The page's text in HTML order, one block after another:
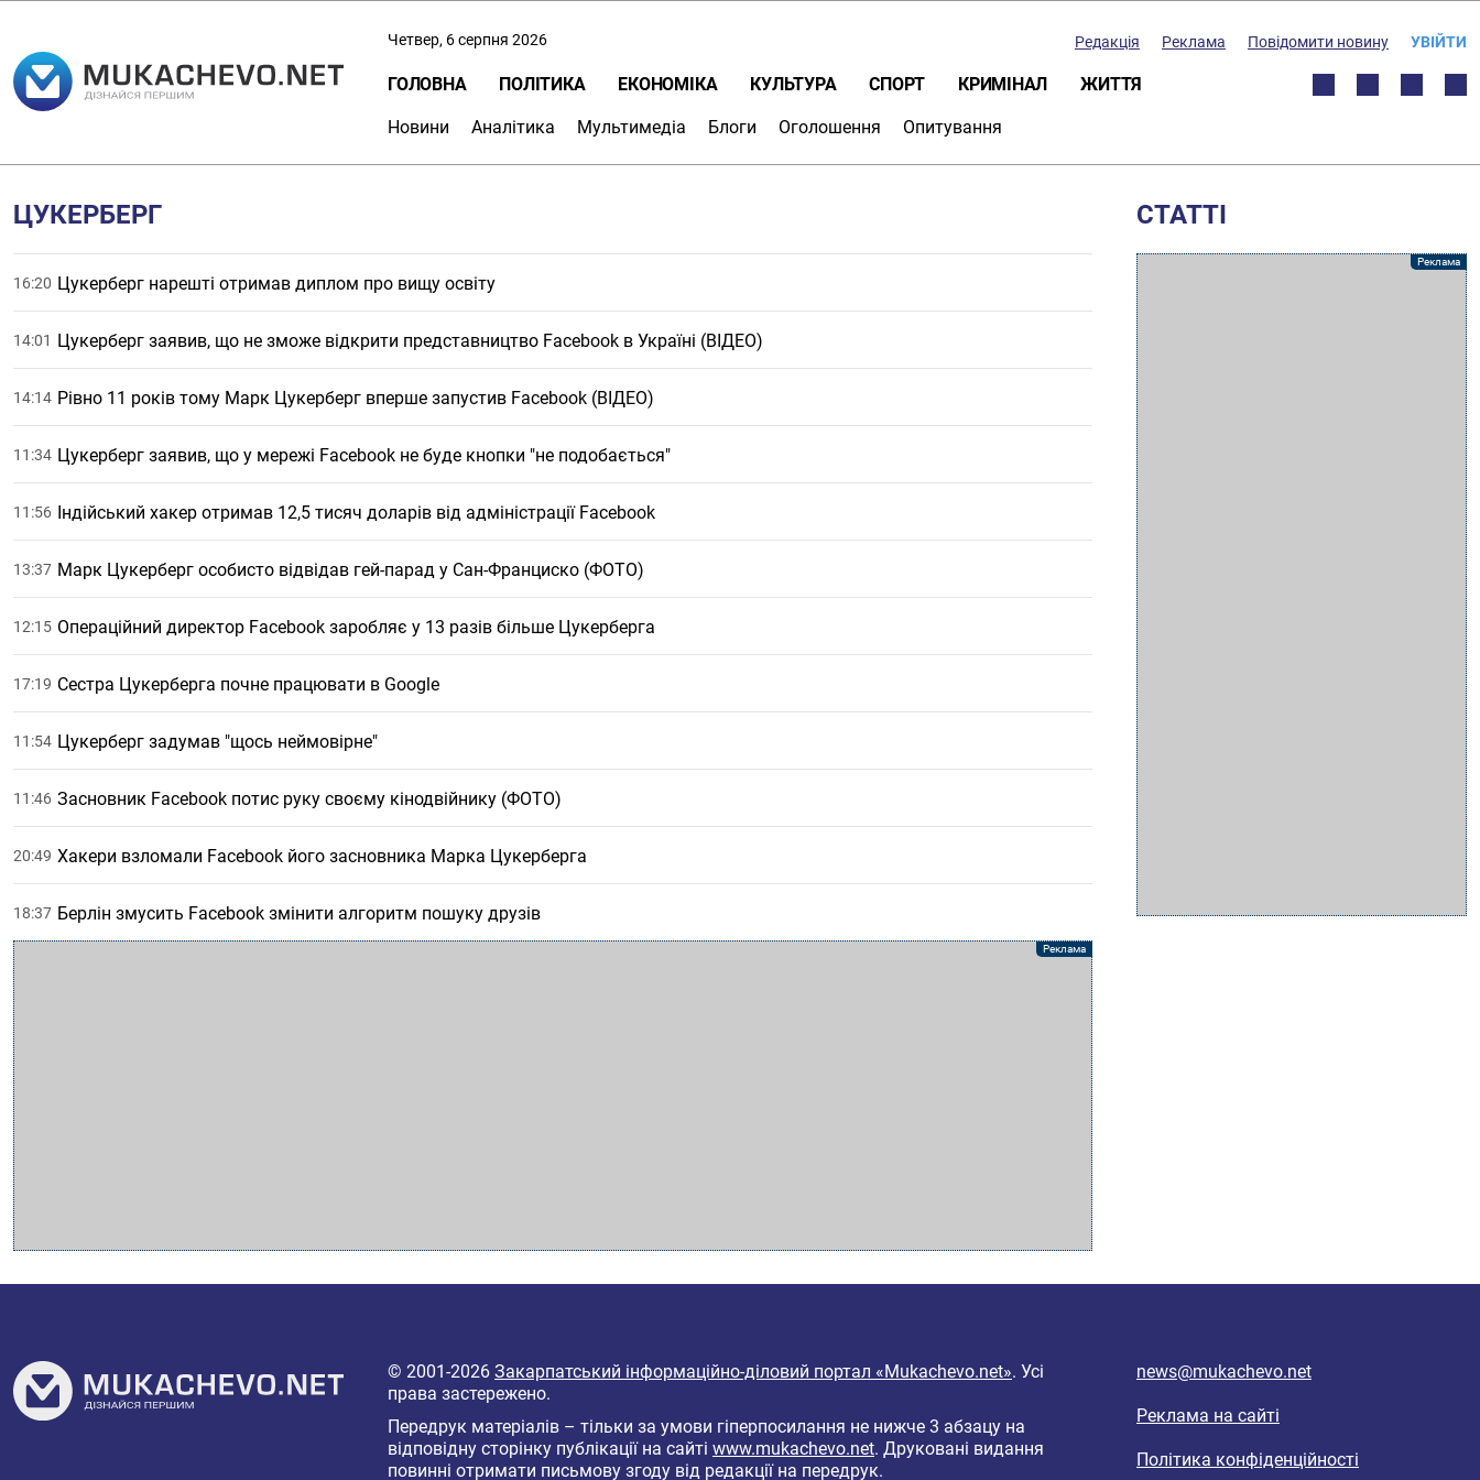
Четвер, 6 серпня 2026 Редакція Реклама Повідомити новину УВІЙТИ
ГОЛОВНА ПОЛІТИКА ЕКОНОМІКА КУЛЬТУРА СПОРТ КРИМІНАЛ ЖИТТЯ
Новини Аналітика Мультимедіа Блоги Оголошення Опитування
ЦУКЕРБЕРГ
16:20 Цукерберг нарешті отримав диплом про вищу освіту
14:01 Цукерберг заявив, що не зможе відкрити представництво Facebook в Україні (ВІДЕО)
14:14 Рівно 11 років тому Марк Цукерберг вперше запустив Facebook (ВІДЕО)
11:34 Цукерберг заявив, що у мережі Facebook не буде кнопки "не подобається"
11:56 Індійський хакер отримав 12,5 тисяч доларів від адміністрації Facebook
13:37 Марк Цукерберг особисто відвідав гей-парад у Сан-Франциско (ФОТО)
12:15 Операційний директор Facebook заробляє у 13 разів більше Цукерберга
17:19 Сестра Цукерберга почне працювати в Google
11:54 Цукерберг задумав "щось неймовірне"
11:46 Засновник Facebook потис руку своєму кінодвійнику (ФОТО)
20:49 Хакери взломали Facebook його засновника Марка Цукерберга
18:37 Берлін змусить Facebook змінити алгоритм пошуку друзів
СТАТТІ
© 2001-2026 Закарпатський інформаційно-діловий портал «Mukachevo.net». Усі
права застережено.
Передрук матеріалів – тільки за умови гіперпосилання не нижче 3 абзацу на
відповідну сторінку публікації на сайті www.mukachevo.net. Друковані видання
повинні отримати письмову згоду від редакції на передрук.
news@mukachevo.net
Реклама на сайті
Політика конфіденційності